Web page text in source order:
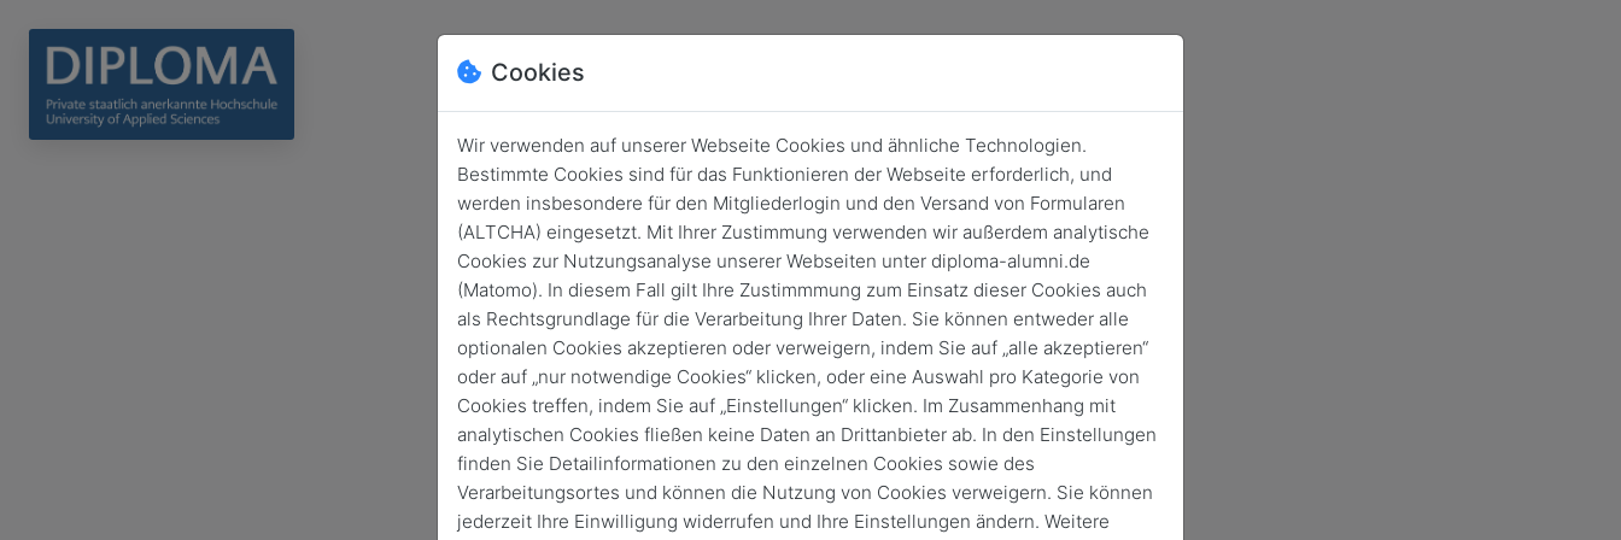
Login
Keine Zugangsdaten?
Cookies
Wir verwenden auf unserer Webseite Cookies und ähnliche Technologien.
Bestimmte Cookies sind für das Funktionieren der Webseite erforderlich, und
werden insbesondere für den Mitgliederlogin und den Versand von Formularen
(ALTCHA) eingesetzt. Mit Ihrer Zustimmung verwenden wir außerdem analytische
Cookies zur Nutzungsanalyse unserer Webseiten unter diploma-alumni.de
(Matomo). In diesem Fall gilt Ihre Zustimmmung zum Einsatz dieser Cookies auch
als Rechtsgrundlage für die Verarbeitung Ihrer Daten. Sie können entweder alle
optionalen Cookies akzeptieren oder verweigern, indem Sie auf „alle akzeptieren“
oder auf „nur notwendige Cookies“ klicken, oder eine Auswahl pro Kategorie von
Cookies treffen, indem Sie auf „Einstellungen“ klicken. Im Zusammenhang mit
analytischen Cookies fließen keine Daten an Drittanbieter ab. In den Einstellungen
finden Sie Detailinformationen zu den einzelnen Cookies sowie des
Verarbeitungsortes und können die Nutzung von Cookies verweigern. Sie können
jederzeit Ihre Einwilligung widerrufen und Ihre Einstellungen ändern. Weitere